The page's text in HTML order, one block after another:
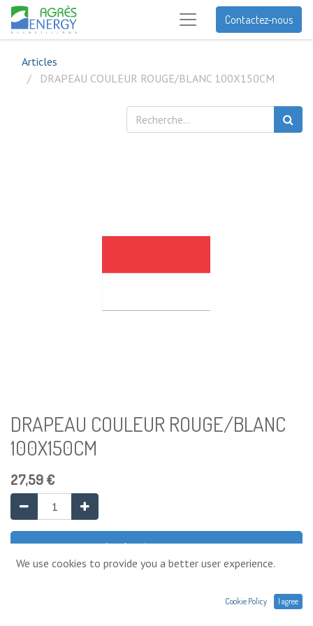
Contactez-nous
Articles
DRAPEAU COULEUR ROUGE/BLANC 100X150CM
DRAPEAU COULEUR ROUGE/BLANC
100X150CM
27,59€
Ajouter au panier
We use cookies to provide you a better user experience.
Cookie Policy I agree